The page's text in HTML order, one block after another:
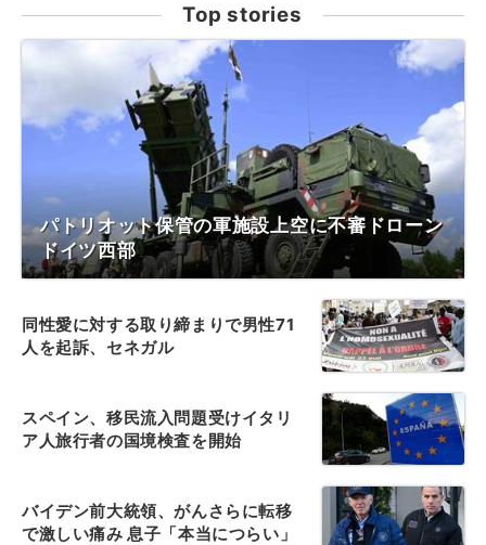
Top stories
パトリオット保管の軍施設上空に不審ドローン
ドイツ西部
同性愛に対する取り締まりで男性71
人を起訴、セネガル
スペイン、移民流入問題受けイタリ
ア人旅行者の国境検査を開始
バイデン前大統領、がんさらに転移
で激しい痛み 息子「本当につらい」